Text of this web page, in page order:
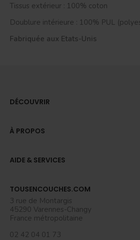
Tissus extérieur : 100% coton
Doublure intérieure : 100% PUL
Fabriquée aux Etats-Unis
DÉCOUVRIR
À PROPOS
AIDE & SERVICES
TOUSENCOUCHES.COM
3 rue de Montargis
45290 Varennes-Changy
France métropolitaine
02 42 04 01 73